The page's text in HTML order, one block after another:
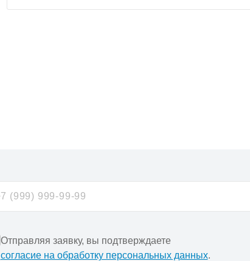
Отправляя заявку, вы подтверждаете
согласие на обработку персональных данных.